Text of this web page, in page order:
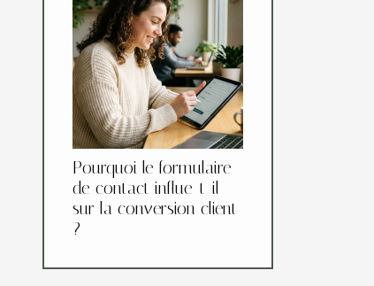
Pourquoi le formulaire
de contact influe-t-il
sur la conversion client
?